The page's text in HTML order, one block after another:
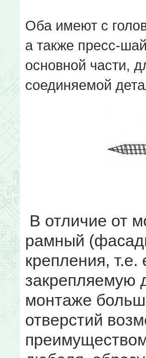
Оба имеют с
а также пресс-
основной части,
соединяемой
В отличие от
рамный
крепления, т.е.
закрепляемую
монтаже
отверстий